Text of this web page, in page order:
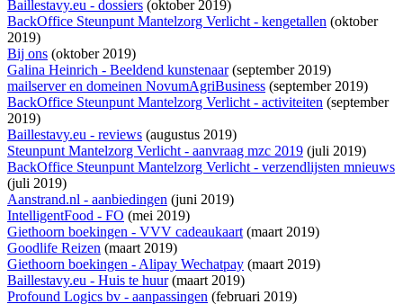
Baillestavy.eu - dossiers (oktober 2019)
BackOffice Steunpunt Mantelzorg Verlicht - kengetallen (oktober
2019)
Bij ons (oktober 2019)
Galina Heinrich - Beeldend kunstenaar(september 2019)
mailserver en domeinen NovumAgriBusiness (september 2019)
BackOffice Steunpunt Mantelzorg Verlicht - activiteiten (september
2019)
Baillestavy.eu - reviews (augustus 2019)
Steunpunt Mantelzorg Verlicht - aanvraag mzc 2019 (juli 2019)
BackOffice Steunpunt Mantelzorg Verlicht - verzendlijsten mnieuws
(juli 2019)
Aanstrand.nl - aanbiedingen (juni 2019)
IntelligentFood - FO (mei 2019)
Giethoorn boekingen - VVV cadeaukaart(maart 2019)
Goodlife Reizen (maart 2019)
Giethoorn boekingen - Alipay Wechatpay (maart 2019)
Baillestavy.eu - Huis te huur(maart 2019)
Profound Logics bv - aanpassingen (februari 2019)